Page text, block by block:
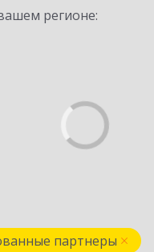
регионе:
партнеры